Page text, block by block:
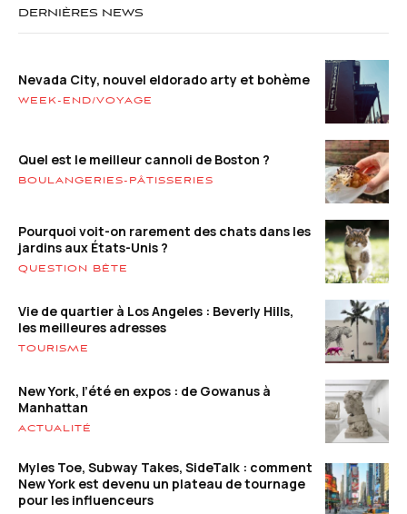
DERNIÈRES NEWS
Nevada City, nouvel eldorado arty et bohème
WEEK-END/VOYAGE
Quel est le meilleur cannoli de Boston ?
BOULANGERIES-PÂTISSERIES
Pourquoi voit-on rarement des chats dans les
jardins aux États-Unis ?
QUESTION BÊTE
Vie de quartier à Los Angeles : Beverly Hills,
les meilleures adresses
TOURISME
New York, l’été en expos : de Gowanus à
Manhattan
ACTUALITÉ
Myles Toe, Subway Takes, SideTalk : comment
New York est devenu un plateau de tournage
pour les influenceurs